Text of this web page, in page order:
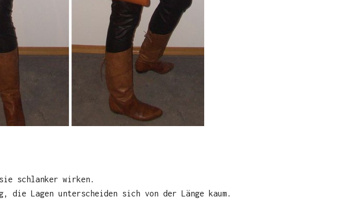
schlanker wirken.
Lagen unterscheiden sich von der Länge kaum.